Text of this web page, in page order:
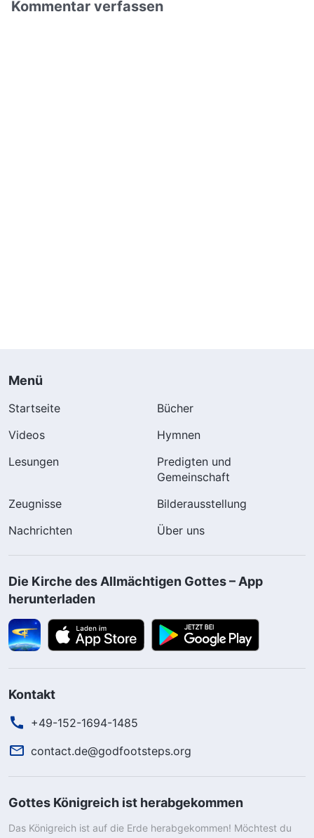
Kommentar verfassen
Menü
Startseite
Bücher
Videos
Hymnen
Lesungen
Predigten und
Gemeinschaft
Zeugnisse
Bilderausstellung
Nachrichten
Über uns
Die Kirche des Allmächtigen Gottes – App
herunterladen
Kontakt
+49-152-1694-1485
contact.de@godfootsteps.org
Gottes Königreich ist herabgekommen
Das Königreich ist auf die Erde herabgekommen! Möchtest du